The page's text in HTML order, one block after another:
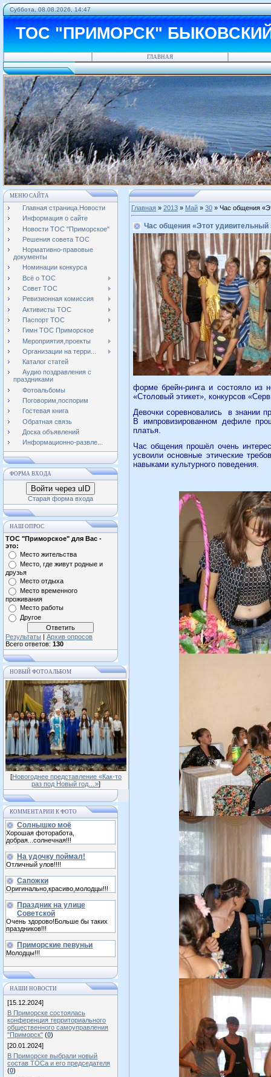
Суббота, 08.08.2026, 14:47
ТОС "ПРИМОРСК"
ГЛАВНАЯ
МЕНЮ САЙТА
Главная страница.Новости
Информация о сайте
Новости ТОС "Приморское"
Решения совета ТОС
Нормативно-правовые
документы
Номинации конкурса
Всё о ТОС
Совет ТОС
Ревизионная комиссия
Активисты ТОС
Паспорт ТОС
Гимн ТОС Приморское
Мероприятия,проекты
Организации на терри...
Каталог статей
Аудио поздравления с
праздниками
Фотоальбомы
Поговорим,поспорим
Гостевая книга
Обратная связь
Доска объявлений
Информационно-развле...
ФОРМА ВХОДА
Войти через uID
Старая форма входа
НАШ ОПРОС
ТОС "Приморское" для Вас -
это:
Место жительства
Место, где живут родные и
друзья
Место отдыха
Место временного
проживания
Место работы
Другое
Результаты | Архив опросов
Всего ответов: 130
НОВЫЙ ФОТОАЛЬБОМ
[Новогоднее представление «Как-то
раз под Новый год…»]
КОММЕНТАРИИ К ФОТО
Солнышко моё
Хорошая фоторабота,
добрая...солнечная!!!
На удочку поймал!
Отличный улов!!!!
Сапожки
Оригинально,красиво,молодцы!!!
Праздник на улице
Советской
Очень здорово!Больше бы таких
праздников!!!
Приморские певуньи
Молодцы!!!
НАШИ НОВОСТИ
[15.12.2024]
В Приморске состоялась
конференция территориального
общественного самоуправления
"Приморск" (0)
[20.01.2024]
В Приморске выбрали новый
состав ТОСа и его председателя
(0)
Главная » 2013 » Май » 30 » Час общения
Час общения «Этот удивительный
форме брейн-ринга и состояло из
«Столовый этикет», конкурсов
Девочки соревновались
в знании
В импровизированном дефиле
платья.
Час общения прошёл очень
усвоили основные этические
навыками культурного поведения.